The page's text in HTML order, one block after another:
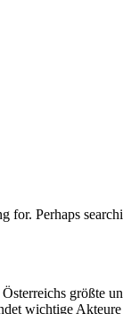
for. Perhaps
größte
wichtige